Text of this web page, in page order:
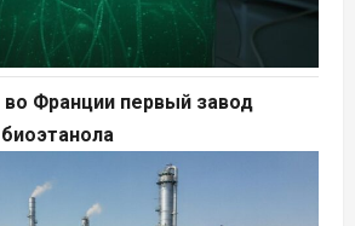
во Франции первый завод